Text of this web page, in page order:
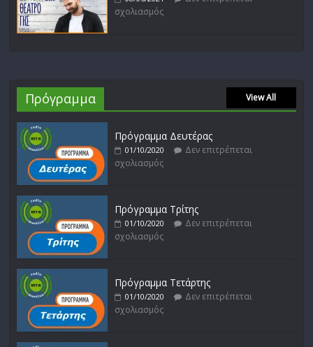
σχολιασμός
Πρόγραμμα View All
Πρόγραμμα Δευτέρας
01/10/2020
Δεν επιτρέπεται
σχολιασμός
Πρόγραμμα Τρίτης
01/10/2020
Δεν επιτρέπεται
σχολιασμός
Πρόγραμμα Τετάρτης
01/10/2020
Δεν επιτρέπεται
σχολιασμός